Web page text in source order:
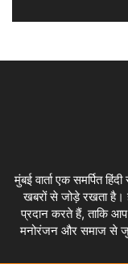
मुंबई वार्ता एक समर्पित
खबरों से जोड़े रखता है।
प्रदान करते हैं, ताकि
मनोरंजन और समाज से